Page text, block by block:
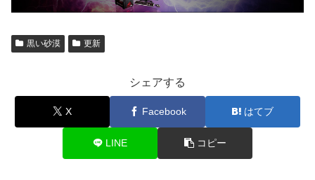
黒い砂漠 更新
シェアする
X Facebook はてブ
LINE コピー